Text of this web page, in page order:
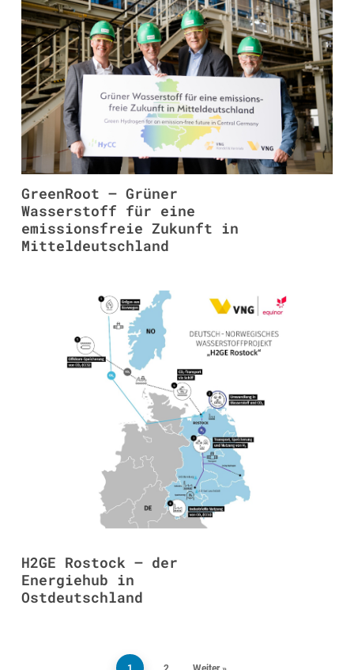
GreenRoot – Grüner
Wasserstoff für eine
emissionsfreie Zukunft in
Mitteldeutschland
H2GE Rostock – der
Energiehub in
Ostdeutschland